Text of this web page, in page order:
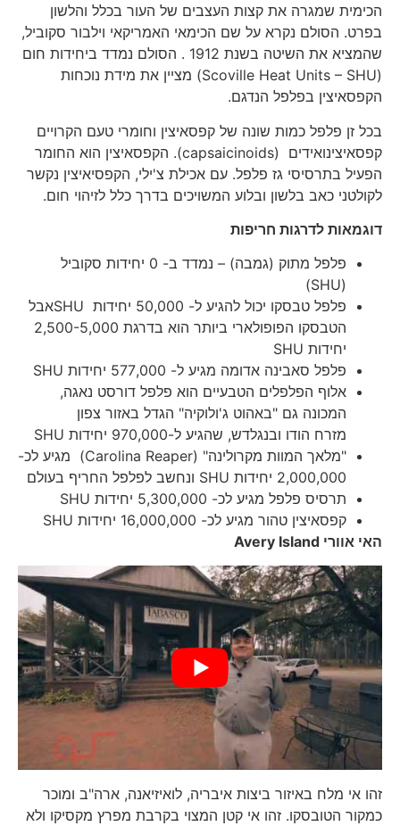
הכימית שמגרה את קצות העצבים של העור בכלל והלשון
בפרט. הסולם נקרא על שם הכימאי האמריקאי וילבור סקוביל,
שהמציא את השיטה בשנת 1912 . הסולם נמדד ביחידות חום
(Scoville Heat Units – SHU) מציין את מידת נוכחות
הקפסאיצין בפלפל הנדגם.
בכל זן פלפל כמות שונה של קפסאיצין וחומרי טעם הקרויים
קפסאיצינואידים (capsaicinoids). הקפסאיצין הוא החומר
הפעיל בתרסיסי גז פלפל. עם אכילת צ'ילי, הקפסיאיצין נקשר
לקולטני כאב בלשון ובלוע המשויכים בדרך כלל לזיהוי חום.
דוגמאות לדרגות חריפות
פלפל מתוק (גמבה) – נמדד ב- 0 יחידות סקוביל
פלפל טבסקו יכול להגיע ל- 50,000 יחידות SHUאבל
הטבסקו הפופולארי ביותר הוא בדרגת 2,500-5,000
יחידות SHU
פלפל סאבינה אדומה מגיע ל- 577,000 יחידות SHU
אלוף הפלפלים הטבעיים הוא פלפל דורסט נאגה,
המכונה גם "באהוט ג'ולוקיה" הגדל באזור צפון
מזרח הודו ובנגלדש, שהגיע ל-970,000 יחידות SHU
"מלאך המוות מקרולינה" (Carolina Reaper) מגיע לכ-
2,000,000 יחידות SHU ונחשב לפלפל החריף בעולם
תרסיס פלפל מגיע לכ- 5,300,000 יחידות SHU
קפסאיצין טהור מגיע לכ- 16,000,000 יחידות SHU
האי אווריAvery Island
זהו אי מלח באיזור ביצות איבריה, לואיזיאנה, ארה"ב ומוכר
כמקור הטובסקו. זהו אי קטן המצוי בקרבת מפרץ מקסיקו ולא